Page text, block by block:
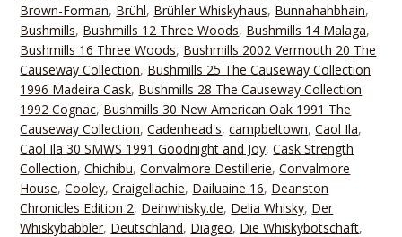
Brown-Forman, Brühl, Brühler Whiskyhaus, Bunnahahbhain,
Bushmills, Bushmills 12 Three Woods, Bushmills 14 Malaga,
Bushmills 16 Three Woods, Bushmills 2002 Vermouth 20 The
Causeway Collection, Bushmills 25 The Causeway Collection
1996 Madeira Cask, Bushmills 28 The Causeway Collection
1992 Cognac, Bushmills 30 New American Oak 1991 The
Causeway Collection,Cadenhead's,campbeltown,Caol Ila,
Caol Ila 30 SMWS 1991 Goodnight and Joy,Cask Strength
Collection,Chichibu,Convalmore Destillerie,Convalmore
House,Cooley,Craigellachie, Dailuaine 16, Deanston
Chronicles Edition 2, Deinwhisky.de, Delia Whisky, Der
Whiskybabbler, Deutschland, Diageo, Die Whiskybotschaft,